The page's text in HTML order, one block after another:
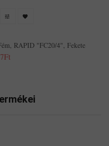
RAPID "FC20/4", Fekete